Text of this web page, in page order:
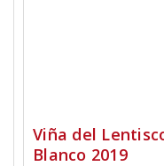
Viña del
Blanco 2019